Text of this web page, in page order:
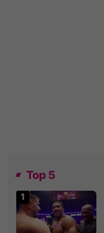
Top 5